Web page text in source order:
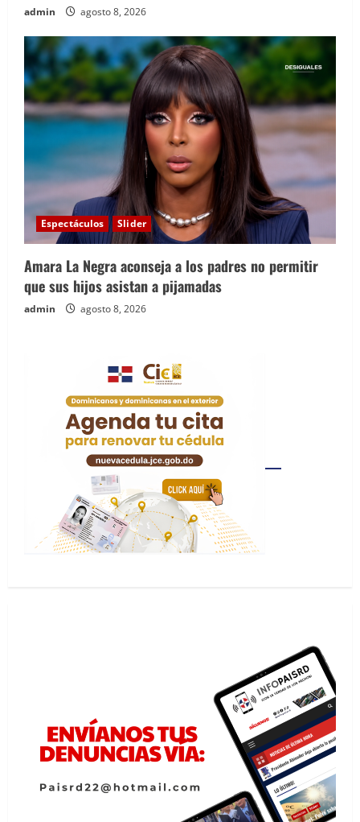
admin agosto 8, 2026
Espectáculos Slider
Amara La Negra aconseja a los padres no permitir
que sus hijos asistan a pijamadas
admin agosto 8, 2026